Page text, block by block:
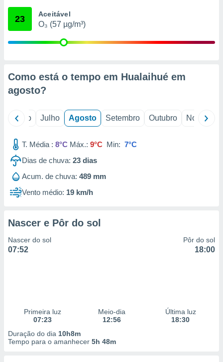
através
1199
23 Aceitável
O₃ (57 µg/m³)
Como está o tempo em Hualaihué em
agosto?
Junho Julho Agosto Setembro Outubro Novembro
T. Média : 8°C Máx.: 9°C Min: 7°C
Dias de chuva: 23 dias
Acum. de chuva: 489 mm
Vento médio: 19 km/h
Nascer e Pôr do sol
Nascer do sol
07:52
Pôr do sol
18:00
Primeira luz
07:23
Meio-dia
12:56
Última luz
18:30
Duração do dia 10h8m
Tempo para o amanhecer 5h 48m